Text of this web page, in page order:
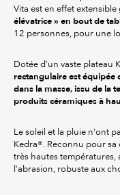
Vita est en effet extensible
élévatrice » en bout de
12 personnes, pour une
Dotée d’un vaste plateau
rectangulaireest équipée
dans la masse, issu de la
produits céramiques à
Le soleil et la pluie n'ont
Kedra®. Reconnu pour sa
très hautes températures,
l’abrasion, robuste aux